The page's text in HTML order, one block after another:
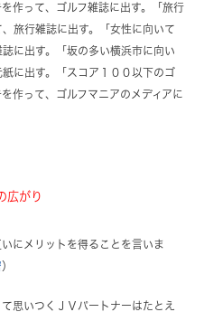
作って、ゴルフ雑誌に出す。「旅行
旅行雑誌に出す。「女性に向いて
に出す。「坂の多い横浜市に向い
に出す。「スコア１００以下のゴ
作って、ゴルフマニアのメディアに
広がり
にメリットを得ることを言いま
）
思いつくＪＶパートナーはたとえ